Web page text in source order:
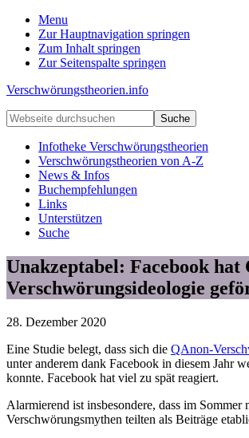
Menu
Zur Hauptnavigation springen
Zum Inhalt springen
Zur Seitenspalte springen
Verschwörungstheorien.info
Beiträge
zu
Merkmalen,
Funktionen
Risiken
konspirationistischen
Denkens
Webseite
durchsuchen
Infotheke Verschwörungstheorien
Verschwörungstheorien von A-Z
News & Infos
Buchempfehlungen
Links
Unterstützen
Suche
Unakzeptabel: Facebook hat
Verschwörungsideologie
28. Dezember 2020
Eine Studie belegt, dass sich die QAnon-
unter anderem dank Facebook in diesem Jahr
konnte. Facebook hat viel zu spät reagiert.
Alarmierend ist insbesondere, dass im Sommer
Verschwörungsmythen teilten als Beiträge